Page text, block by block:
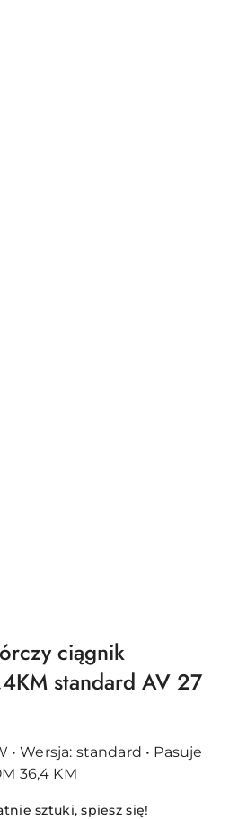
ciągnik
standard AV 27
• Wersja: standard • Pasuje
36,4 KM
sztuki, spiesz się!